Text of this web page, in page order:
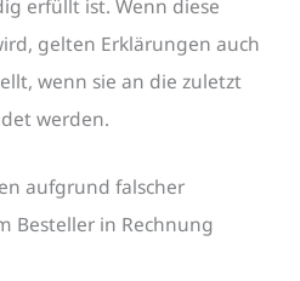
erfüllt ist. Wenn diese
gelten Erklärungen auch
wenn sie an die zuletzt
werden.
aufgrund falscher
Besteller in Rechnung